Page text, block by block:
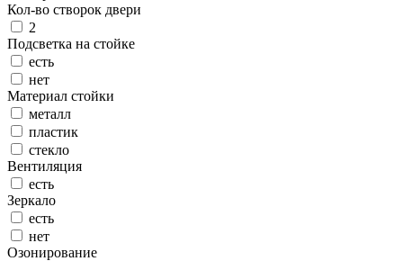
Кол-во створок двери
2
Подсветка на стойке
есть
нет
Материал стойки
металл
пластик
стекло
Вентиляция
есть
Зеркало
есть
нет
Озонирование